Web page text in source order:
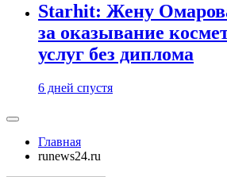
Starhit: Жену
за оказывание
услуг без диплома
6 дней спустя
Главная
runews24.ru